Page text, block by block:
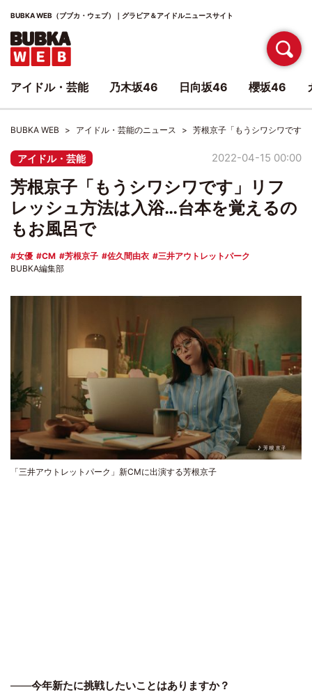
BUBKA WEB（ブブカ・ウェブ）｜グラビア＆アイドルニュースサイト
BUBKA WEB アイドル・芸能のニュース 芳根京子「もうシワシワです
アイドル・芸能 2022-04-15 00:00
芳根京子「もうシワシワです」リフ
レッシュ方法は入浴…台本を覚えるの
もお風呂で
女優 CM 芳根京子 佐久間由衣
三井アウトレットパーク
BUBKA編集部
「三井アウトレットパーク」新CMに出演する芳根京子
――今年新たに挑戦したいことはありますか？
アイドル・芸能 乃木坂46 日向坂46 櫻坂46